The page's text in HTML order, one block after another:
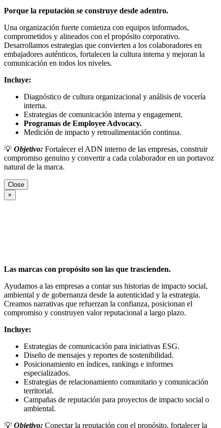
Porque la reputación se construye desde adentro.
Una organización fuerte comienza con equipos informados,
comprometidos y alineados con el propósito corporativo.
Desarrollamos estrategias que convierten a los colaboradores en
embajadores auténticos, fortalecen la cultura interna y mejoran la
comunicación en todos los niveles.
Incluye:
Diagnóstico de cultura organizacional y análisis de vocería
interna.
Estrategias de comunicación interna y engagement.
Programas de Employee Advocacy.
Medición de impacto y retroalimentación continua.
💡 Objetivo: Fortalecer el ADN interno de las empresas, construir
compromiso genuino y convertir a cada colaborador en un portavoz
natural de la marca.
Close
×
Las marcas con propósito son las que trascienden.
Ayudamos a las empresas a contar sus historias de impacto social,
ambiental y de gobernanza desde la autenticidad y la estrategia.
Creamos narrativas que refuerzan la confianza, posicionan el
compromiso y construyen valor reputacional a largo plazo.
Incluye:
Estrategias de comunicación para iniciativas ESG.
Diseño de mensajes y reportes de sostenibilidad.
Posicionamiento en índices, rankings e informes
especializados.
Estrategias de relacionamiento comunitario y comunicación
territorial.
Campañas de reputación para proyectos de impacto social o
ambiental.
💡 Objetivo: Conectar la reputación con el propósito, fortalecer la